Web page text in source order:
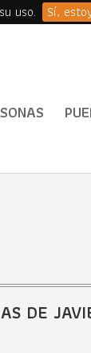
uso.
Sí,
DE